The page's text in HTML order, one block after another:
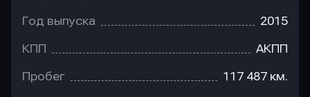
Год выпуска 2015
КПП АКПП
Пробег 117 487 км.